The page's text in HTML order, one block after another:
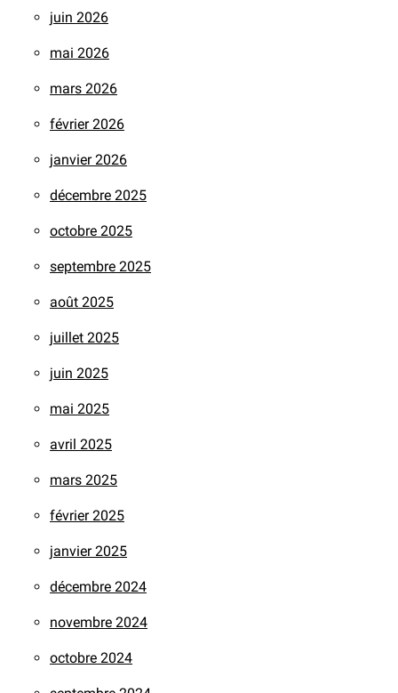
juin 2026
mai 2026
mars 2026
février 2026
janvier 2026
décembre 2025
octobre 2025
septembre 2025
août 2025
juillet 2025
juin 2025
mai 2025
avril 2025
mars 2025
février 2025
janvier 2025
décembre 2024
novembre 2024
octobre 2024